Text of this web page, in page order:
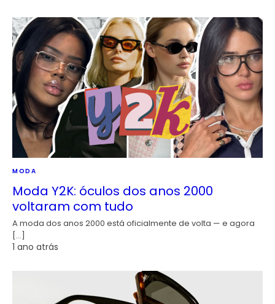
MODA
Moda Y2K: óculos dos anos 2000
voltaram com tudo
A moda dos anos 2000 está oficialmente de volta — e agora
[…]
1 ano atrás